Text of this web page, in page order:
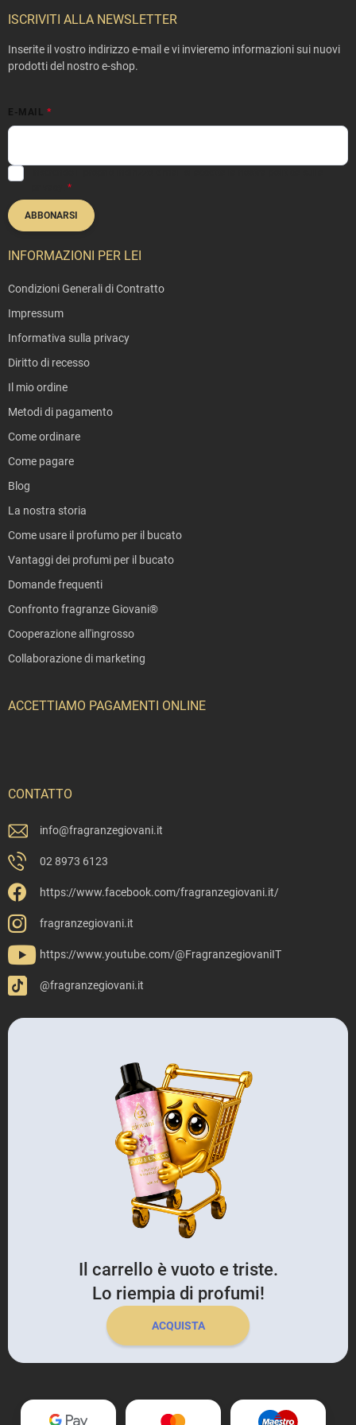
ISCRIVITI ALLA NEWSLETTER
Inserite il vostro indirizzo e-mail e vi invieremo informazioni sui nuovi
prodotti del nostro e-shop.
E-MAIL
ABBONARSI
INFORMAZIONI PER LEI
Condizioni Generali di Contratto
Impressum
Informativa sulla privacy
Diritto di recesso
Il mio ordine
Metodi di pagamento
Come ordinare
Come pagare
Blog
La nostra storia
Come usare il profumo per il bucato
Vantaggi dei profumi per il bucato
Domande frequenti
Confronto fragranze Giovani®
Cooperazione all'ingrosso
Collaborazione di marketing
ACCETTIAMO PAGAMENTI ONLINE
CONTATTO
info@fragranzegiovani.it
02 8973 6123
https://www.facebook.com/fragranzegiovani.it/
fragranzegiovani.it
https://www.youtube.com/@FragranzegiovaniIT
@fragranzegiovani.it
Il carrello è vuoto e triste.
Lo riempia di profumi!
ACQUISTA